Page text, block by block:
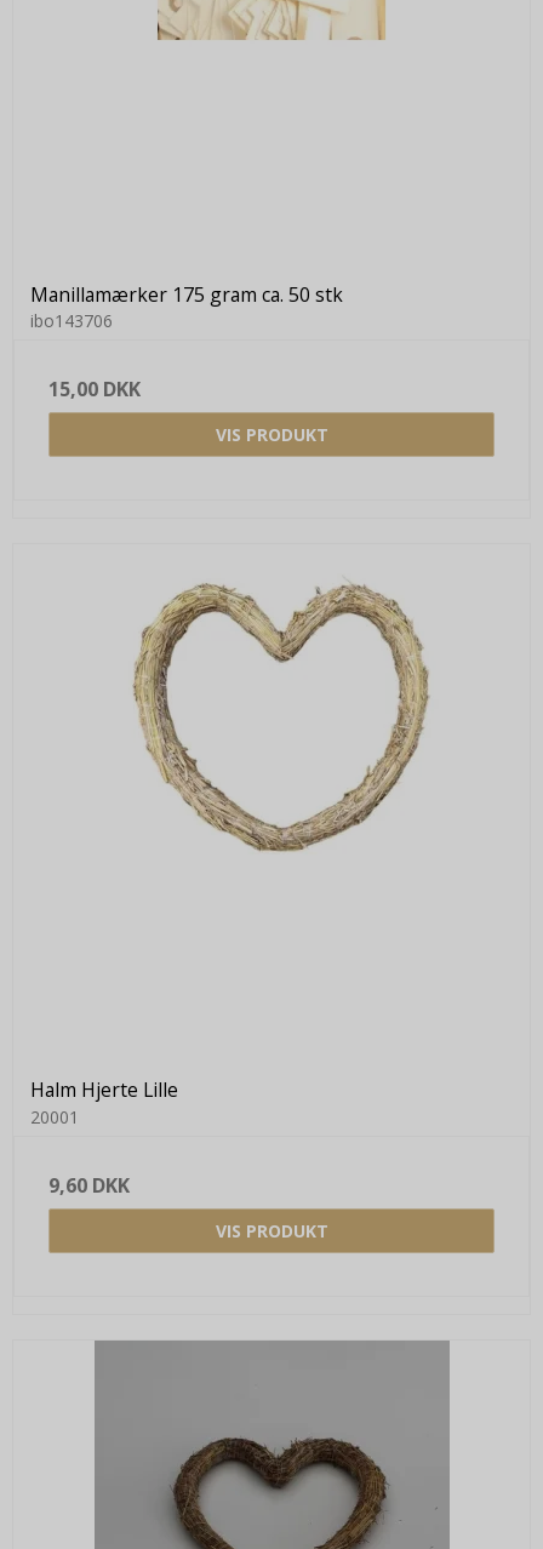
Manillamærker 175 gram ca. 50 stk
ibo143706
15,00 DKK
VIS PRODUKT
Halm Hjerte Lille
20001
9,60 DKK
VIS PRODUKT